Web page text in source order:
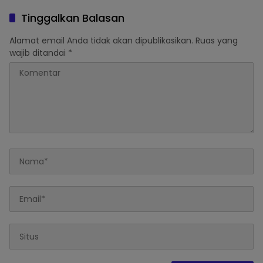
Tinggalkan Balasan
Alamat email Anda tidak akan dipublikasikan. Ruas yang
wajib ditandai *